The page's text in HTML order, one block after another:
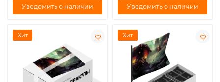
Уведомить о наличии Уведомить о наличии
Хит Хит